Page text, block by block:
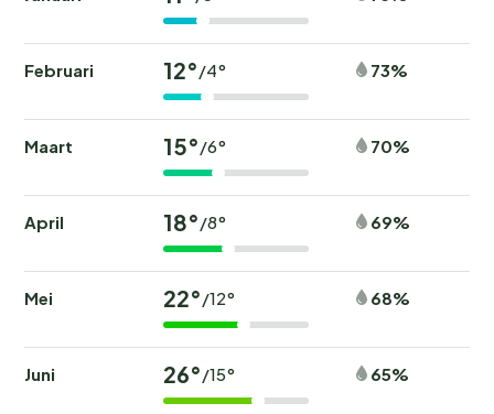
Februari 12°/4° 73%
Maart 15°/6° 70%
April 18°/8° 69%
Mei 22°/12° 68%
Juni 26°/15° 65%